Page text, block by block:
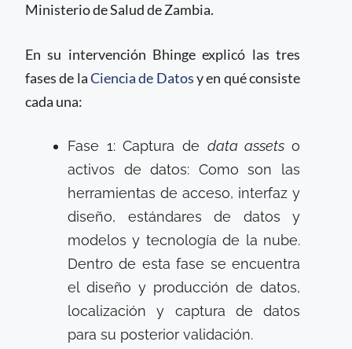
Ministerio de Salud de Zambia.
En su intervención Bhinge explicó las tres
fases de laCiencia de Datosy en qué consiste
cada una:
Fase 1: Captura de data assetso
activos de datos: Como son las
herramientas de acceso, interfaz y
diseño, estándares de datos y
modelos y tecnología de la nube.
Dentro de esta fase se encuentra
el diseño y producción de datos,
localización y captura de datos
para su posterior validación.